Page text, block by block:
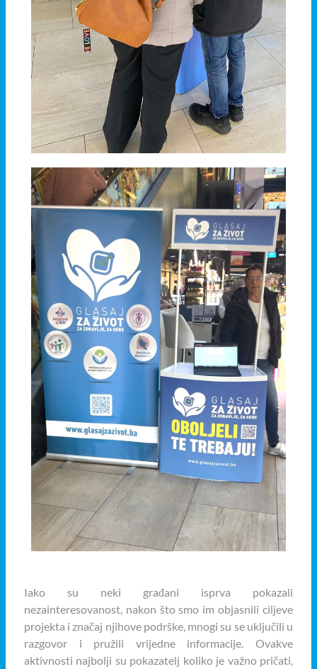
Iako su neki građani isprva pokazali
nezainteresovanost, nakon što smo im objasnili ciljeve
projekta i značaj njihove podrške, mnogi su se uključili u
razgovor i pružili vrijedne informacije. Ovakve
aktivnosti najbolji su pokazatelj koliko je važno pričati,